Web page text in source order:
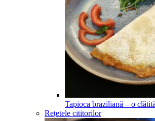
Tapioca braziliană – o
Rețetele cititorilor